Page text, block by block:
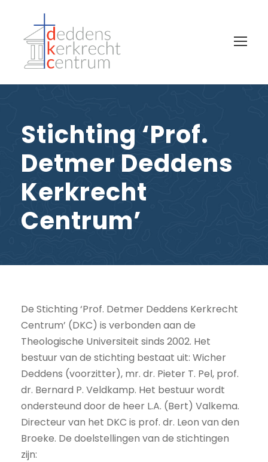
Stichting ‘Prof.
Detmer Deddens
Kerkrecht
Centrum’
De Stichting ‘Prof. Detmer Deddens Kerkrecht
Centrum’ (DKC) is verbonden aan de
Theologische Universiteit sinds 2002. Het
bestuur van de stichting bestaat uit: Wicher
Deddens (voorzitter), mr. dr. Pieter T. Pel, prof.
dr. Bernard P. Veldkamp. Het bestuur wordt
ondersteund door de heer L.A. (Bert) Valkema.
Directeur van het DKC is prof. dr. Leon van den
Broeke. De doelstellingen van de stichtingen
zijn: